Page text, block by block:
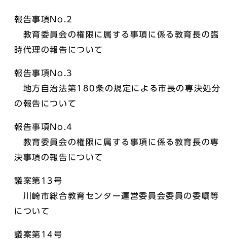
報告事項No.2
教育委員会の権限に属する事項に係る教育長の臨
時代理の報告について
報告事項No.3
地方自治法第180条の規定による市長の専決処分
の報告について
報告事項No.4
教育委員会の権限に属する事項に係る教育長の専
決事項の報告について
議案第13号
川崎市総合教育センター運営委員会委員の委嘱等
について
議案第14号